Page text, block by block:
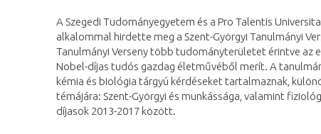
A Szegedi Tudományegyetem és a Pro Talentis
alkalommal hirdette meg a Szent-Györgyi Tanulmányi
Tanulmányi Verseny több tudományterületet érintve az
Nobel-díjas tudós gazdag életművéből merít. A
kémia és biológia tárgyú kérdéseket tartalmaznak,
témájára: Szent-Györgyi és munkássága, valamint
díjasok 2013-2017 között.